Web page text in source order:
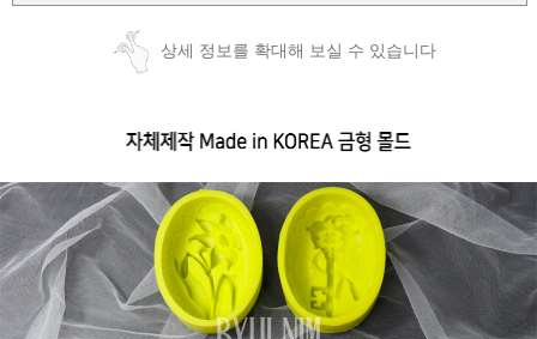
상세 정보를 확대해 보실 수 있습니다